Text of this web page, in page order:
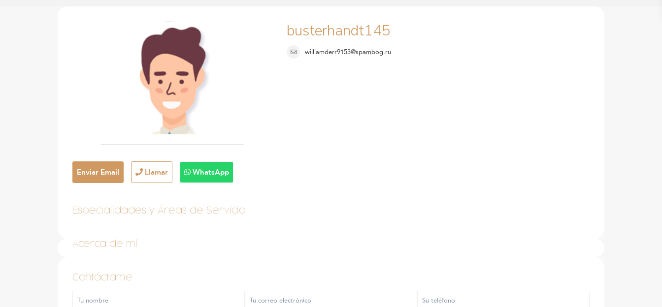
busterhandt145
williamderr9153@spambog.ru
Enviar Email Llamar WhatsApp
Especialidades y Áreas de Servicio
Acerca de mí
Contáctame